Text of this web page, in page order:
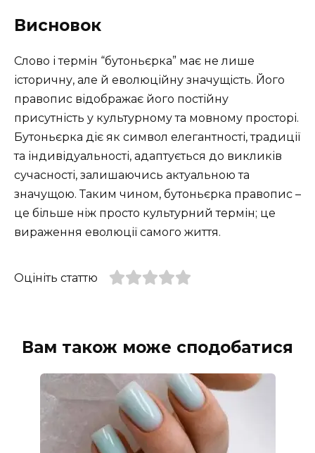
Висновок
Слово і термін “бутоньєрка” має не лише
історичну, але й еволюційну значущість. Його
правопис відображає його постійну
присутність у культурному та мовному просторі.
Бутоньєрка діє як символ елегантності, традиції
та індивідуальності, адаптується до викликів
сучасності, залишаючись актуальною та
значущою. Таким чином, бутоньєрка правопис –
це більше ніж просто культурний термін; це
вираження еволюції самого життя.
Оцініть статтю
Вам також може сподобатися